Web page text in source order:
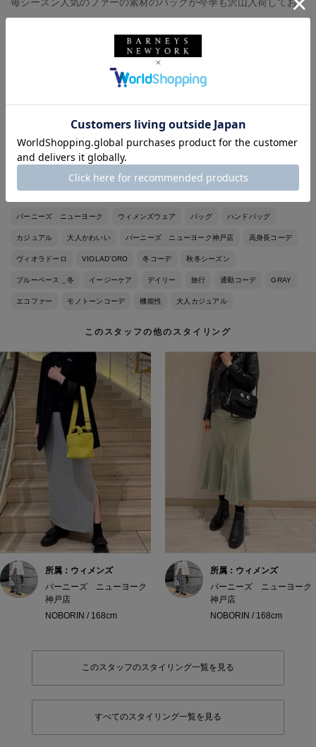
毎シーズン人気のファーの素材のバッグが今季も沢山入荷してお
その中でも特に機能的なバッグのご紹介です。
A4サイズも収納可能で内側にジップも付いており、くたっとした
今回はグレーの色味を合わせてみました！
エコファーなので扱いやすいのも◎
バーニーズ ニューヨーク ウィメンズウェア バッグ ハンドバッグ
カジュアル 大人かわいい バーニーズ ニューヨーク神戸店 高身長コーデ
ヴィオラドーロ VIOLAD’ORO 冬コーデ 秋冬シーズン
ブルーベース＿冬 イージーケア デイリー 旅行 通勤コーデ GRAY
エコファー モノトーンコーデ 機能性 大人カジュアル
このスタッフの他のスタイリング
所属：ウィメンズ
バーニーズ ニューヨーク
神戸店
NOBORIN / 168cm
所属：ウィメンズ
バーニーズ ニューヨーク
神戸店
NOBORIN / 168cm
このスタッフのスタイリング一覧を見る
すべてのスタイリング一覧を見る